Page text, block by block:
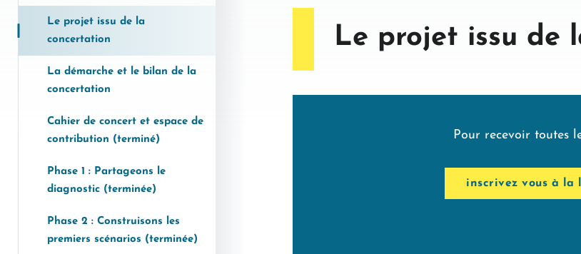
Le projet issu de la
concertation
La démarche et le bilan de la
concertation
Cahier de concert et espace de
contribution (terminé)
Phase 1 : Partageons le
diagnostic (terminée)
Phase 2 : Construisons les
premiers scénarios (terminée)
Le projet issu de
Pour recevoir toutes
inscrivez vous à